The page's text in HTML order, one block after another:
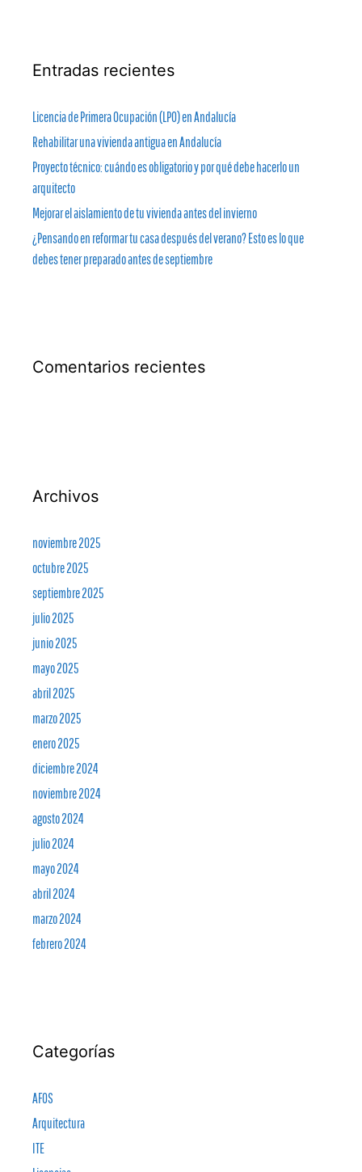
Entradas recientes
Licencia de Primera Ocupación (LPO) en Andalucía
Rehabilitar una vivienda antigua en Andalucía
Proyecto técnico: cuándo es obligatorio y por qué debe hacerlo un
arquitecto
Mejorar el aislamiento de tu vivienda antes del invierno
¿Pensando en reformar tu casa después del verano? Esto es lo que
debes tener preparado antes de septiembre
Comentarios recientes
Archivos
noviembre 2025
octubre 2025
septiembre 2025
julio 2025
junio 2025
mayo 2025
abril 2025
marzo 2025
enero 2025
diciembre 2024
noviembre 2024
agosto 2024
julio 2024
mayo 2024
abril 2024
marzo 2024
febrero 2024
Categorías
AFOS
Arquitectura
ITE